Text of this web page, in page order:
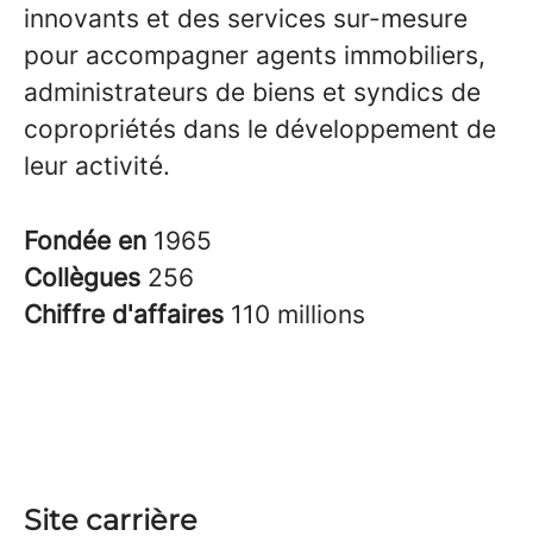
innovants et des services sur-mesure
pour accompagner agents immobiliers,
administrateurs de biens et syndics de
copropriétés dans le développement de
leur activité.
Fondée en 1965
Collègues 256
Chiffre d'affaires 110 millions
Site carrière